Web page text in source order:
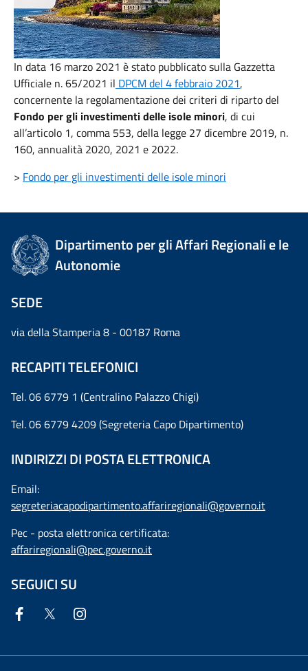
In data 16 marzo 2021 è stato pubblicato sulla Gazzetta
Ufficiale n. 65/2021 il DPCM del 4 febbraio 2021,
concernente la regolamentazione dei criteri di riparto del
Fondo per gli investimenti delle isole minori, di cui
all’articolo 1, comma 553, della legge 27 dicembre 2019, n.
160, annualità 2020, 2021 e 2022.
> Fondo per gli investimenti delle isole minori
Dipartimento per gli Affari Regionali e le
Autonomie
SEDE
via della Stamperia 8 - 00187 Roma
RECAPITI TELEFONICI
Tel. 06 6779 1 (Centralino Palazzo Chigi)
Tel. 06 6779 4209 (Segreteria Capo Dipartimento)
INDIRIZZI DI POSTA ELETTRONICA
Email:
segreteriacapodipartimento.affariregionali@governo.it
Pec - posta elettronica certificata:
affariregionali@pec.governo.it
SEGUICI SU